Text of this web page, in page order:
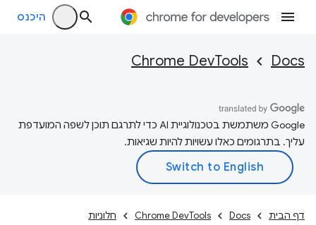
היכנס
Docs
Chrome DevTools
‫Google משתמשת בטכנולוגיית AI כדי לתרגם תוכן לשפה המועדפת
עליך. בתרגומים כאלו עשויות להיות שגיאות.
דף הבית Docs
Chrome DevTools חלוניות